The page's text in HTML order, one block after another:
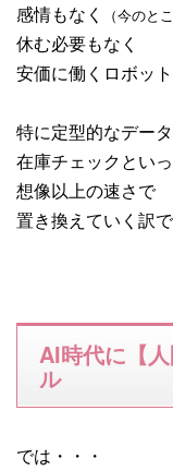
感情もなく （今のと
休む必要もなく
安価に働くロボッ
特に定型的なデー
在庫チェックとい
想像以上の速さで
置き換えていく訳で
AI時代に【
ル
では・・・